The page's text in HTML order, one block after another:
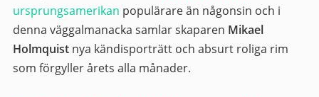
ursprungsamerikan populärare än någonsin och i
denna väggalmanacka samlar skaparen Mikael
Holmquistnya kändisporträtt och absurt roliga rim
som förgyller årets alla månader.